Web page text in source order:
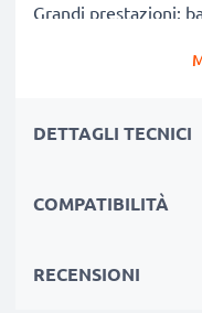
Grandi prestazioni:
superano quelle
scarica.
DETTAGLI TECNICI
COMPATIBILITÀ
RECENSIONI